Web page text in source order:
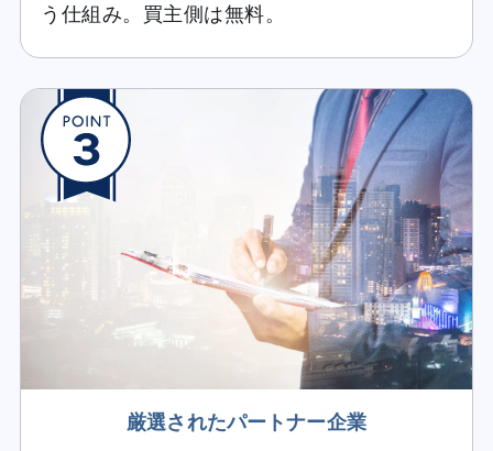
う仕組み。買主側は無料。
厳選されたパートナー企業